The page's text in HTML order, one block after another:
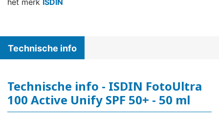
het merk ISDIN
Technische info
Technische info - ISDIN FotoUltra
100 Active Unify SPF 50+ - 50 ml